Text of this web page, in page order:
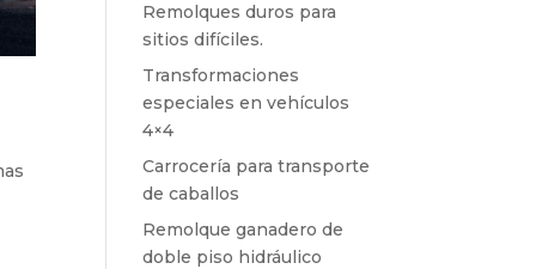
Remolques duros para
sitios difíciles.
Transformaciones
especiales en vehículos
4×4
Carrocería para transporte
de caballos
Remolque ganadero de
doble piso hidráulico